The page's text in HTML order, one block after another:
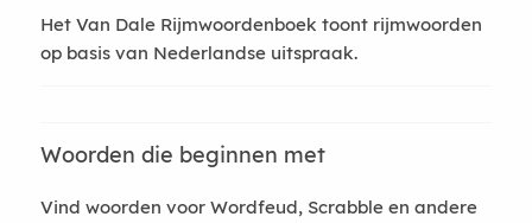
Het Van Dale Rijmwoordenboek toont rijmwoorden
op basis van Nederlandse uitspraak.
Woorden die beginnen met
Vind woorden voor Wordfeud, Scrabble en andere